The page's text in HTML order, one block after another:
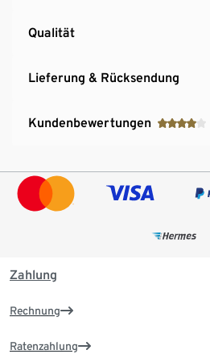
Qualität
Lieferung & Rücksendung
Kundenbewertungen
Zahlung
Rechnung
Ratenzahlung